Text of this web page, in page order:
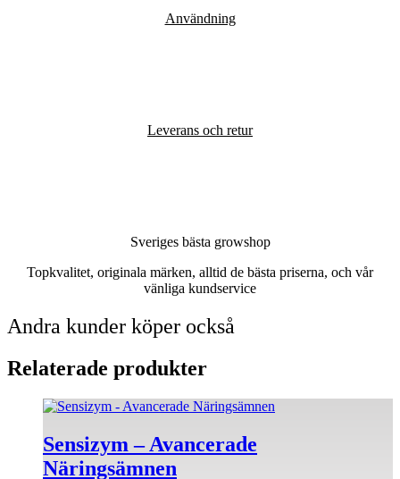
Användning
Leverans och retur
Sveriges bästa growshop
Topkvalitet, originala märken, alltid de bästa priserna, och vår
vänliga kundservice
Andra kunder köper också
Relaterade produkter
Sensizym – Avancerade
Näringsämnen